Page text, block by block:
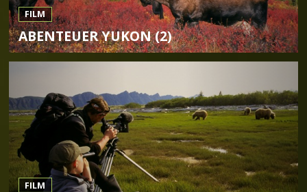
FILM
ABENTEUER YUKON (2)
FILM